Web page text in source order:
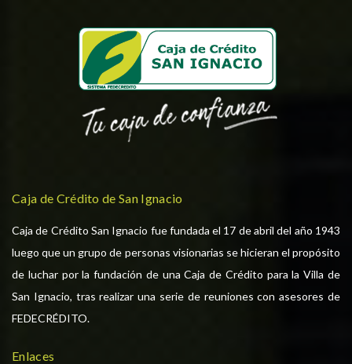
Caja de Crédito de San Ignacio
Caja de Crédito San Ignacio fue fundada el 17 de abril del año 1943
luego que un grupo de personas visionarias se hicieran el propósito
de luchar por la fundación de una Caja de Crédito para la Villa de
San Ignacio, tras realizar una serie de reuniones con asesores de
FEDECRÉDITO.
Enlaces